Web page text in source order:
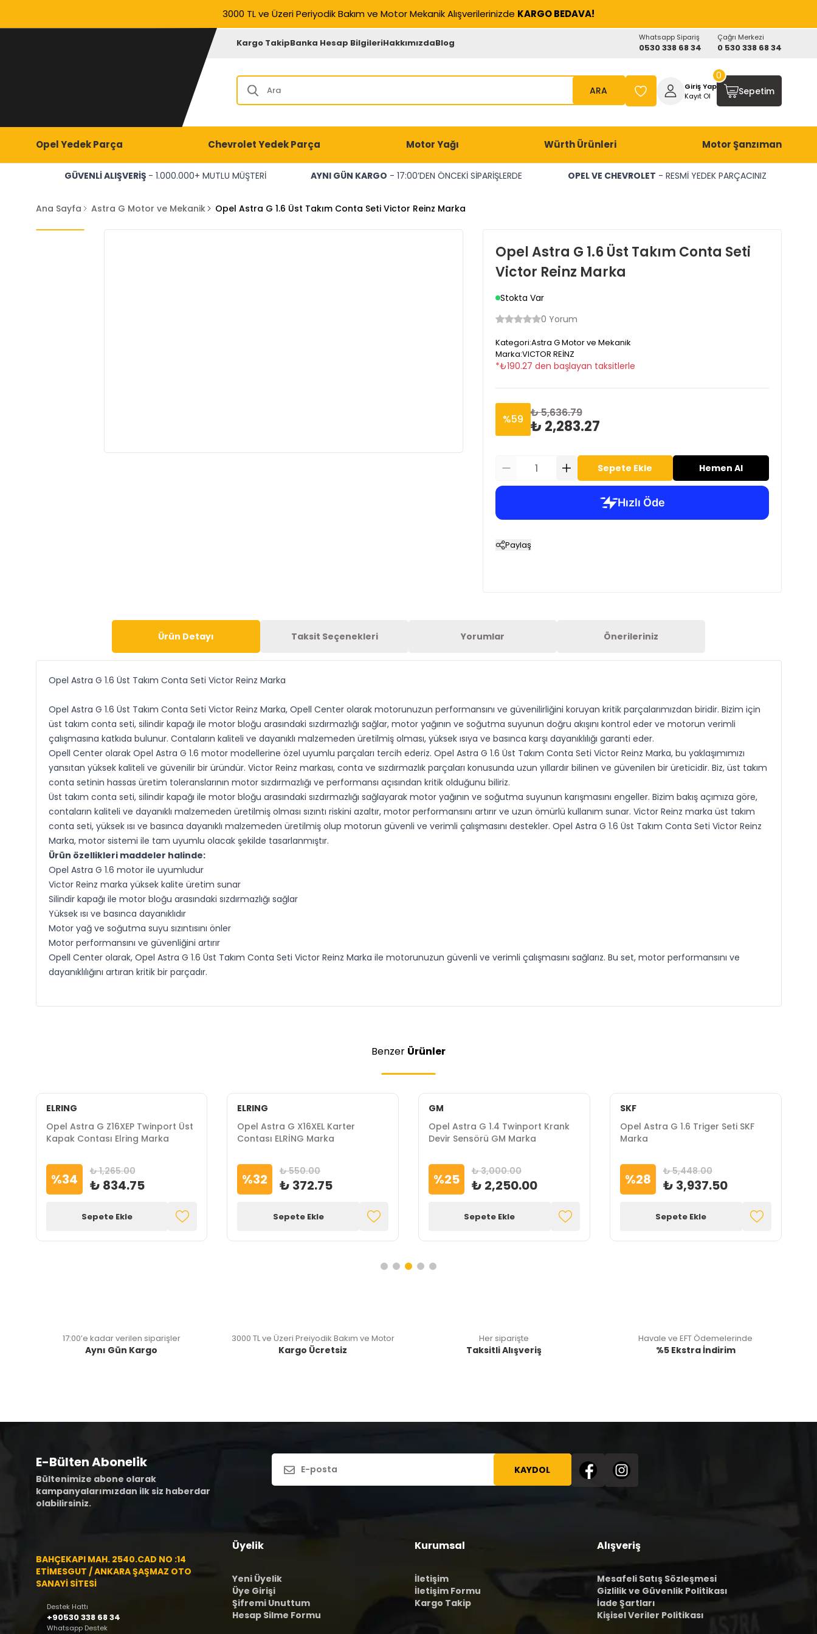
3000 TL ve Üzeri Periyodik Bakım ve Motor Mekanik Alışverilerinizde KARGO BEDAVA!
Kargo TakipBanka Hesap BilgileriHakkımızdaBlog Whatsapp Sipariş
0530 338 68 34
Çağrı Merkezi
0 530 338 68 34
ARA
Giriş Yap
Kayıt Ol
Sepetim
0
Opel Yedek Parça Chevrolet Yedek Parça Motor Yağı Würth Ürünleri Motor Şanzıman
GÜVENLİ ALIŞVERİŞ - 1.000.000+ MUTLU MÜŞTERİ AYNI GÜN KARGO - 17:00’DEN ÖNCEKİ SİPARİŞLERDE OPEL VE CHEVROLET - RESMİ YEDEK PARÇACINIZ
Ana Sayfa Astra G Motor ve Mekanik Opel Astra G 1.6 Üst Takım Conta Seti Victor Reinz Marka
Opel Astra G 1.6 Üst Takım Conta Seti
Victor Reinz Marka
Stokta Var
0 Yorum
Kategori:Astra G Motor ve Mekanik
Marka:VICTOR REİNZ
*₺190.27 den başlayan taksitlerle
%59 ₺ 5,636.79
₺ 2,283.27
Sepete Ekle Hemen Al
Paylaş
Ürün Detayı Taksit Seçenekleri Yorumlar Önerileriniz
Opel Astra G 1.6 Üst Takım Conta Seti Victor Reinz Marka
Opel Astra G 1.6 Üst Takım Conta Seti Victor Reinz Marka, Opell Center olarak motorunuzun performansını ve güvenilirliğini koruyan kritik parçalarımızdan biridir. Bizim için
üst takım conta seti, silindir kapağı ile motor bloğu arasındaki sızdırmazlığı sağlar, motor yağının ve soğutma suyunun doğru akışını kontrol eder ve motorun verimli
çalışmasına katkıda bulunur. Contaların kaliteli ve dayanıklı malzemeden üretilmiş olması, yüksek ısıya ve basınca karşı dayanıklılığı garanti eder.
Opell Center olarak Opel Astra G 1.6 motor modellerine özel uyumlu parçaları tercih ederiz. Opel Astra G 1.6 Üst Takım Conta Seti Victor Reinz Marka, bu yaklaşımımızı
yansıtan yüksek kaliteli ve güvenilir bir üründür. Victor Reinz markası, conta ve sızdırmazlık parçaları konusunda uzun yıllardır bilinen ve güvenilen bir üreticidir. Biz, üst takım
conta setinin hassas üretim toleranslarının motor sızdırmazlığı ve performansı açısından kritik olduğunu biliriz.
Üst takım conta seti, silindir kapağı ile motor bloğu arasındaki sızdırmazlığı sağlayarak motor yağının ve soğutma suyunun karışmasını engeller. Bizim bakış açımıza göre,
contaların kaliteli ve dayanıklı malzemeden üretilmiş olması sızıntı riskini azaltır, motor performansını artırır ve uzun ömürlü kullanım sunar. Victor Reinz marka üst takım
conta seti, yüksek ısı ve basınca dayanıklı malzemeden üretilmiş olup motorun güvenli ve verimli çalışmasını destekler. Opel Astra G 1.6 Üst Takım Conta Seti Victor Reinz
Marka, motor sistemi ile tam uyumlu olacak şekilde tasarlanmıştır.
Ürün özellikleri maddeler halinde:
Opel Astra G 1.6 motor ile uyumludur
Victor Reinz marka yüksek kalite üretim sunar
Silindir kapağı ile motor bloğu arasındaki sızdırmazlığı sağlar
Yüksek ısı ve basınca dayanıklıdır
Motor yağ ve soğutma suyu sızıntısını önler
Motor performansını ve güvenliğini artırır
Opell Center olarak, Opel Astra G 1.6 Üst Takım Conta Seti Victor Reinz Marka ile motorunuzun güvenli ve verimli çalışmasını sağlarız. Bu set, motor performansını ve
dayanıklılığını artıran kritik bir parçadır.
Benzer Ürünler
ELRING
Opel Astra G Z16XEP Twinport Üst
Kapak Contası Elring Marka
%34 ₺ 1,265.00
₺ 834.75
Sepete Ekle
ELRING
Opel Astra G X16XEL Karter
Contası ELRİNG Marka
%32 ₺ 550.00
₺ 372.75
Sepete Ekle
GM
Opel Astra G 1.4 Twinport Krank
Devir Sensörü GM Marka
%25 ₺ 3,000.00
₺ 2,250.00
Sepete Ekle
SKF
Opel Astra G 1.6 Triger Seti SKF
Marka
%28 ₺ 5,448.00
₺ 3,937.50
Sepete Ekle
17:00’e kadar verilen siparişler
Aynı Gün Kargo
3000 TL ve Üzeri Preiyodik Bakım ve Motor
Kargo Ücretsiz
Her siparişte
Taksitli Alışveriş
Havale ve EFT Ödemelerinde
%5 Ekstra İndirim
E-Bülten Abonelik
Bültenimize abone olarak
kampanyalarımızdan ilk siz haberdar
olabilirsiniz.
KAYDOL
BAHÇEKAPI MAH. 2540.CAD NO :14
ETİMESGUT / ANKARA ŞAŞMAZ OTO
SANAYİ SİTESİ
Destek Hattı
+90530 338 68 34
Whatsapp Destek
Üyelik
Yeni Üyelik
Üye Girişi
Şifremi Unuttum
Hesap Silme Formu
Kurumsal
İletişim
İletişim Formu
Kargo Takip
Alışveriş
Mesafeli Satış Sözleşmesi
Gizlilik ve Güvenlik Politikası
İade Şartları
Kişisel Veriler Politikası